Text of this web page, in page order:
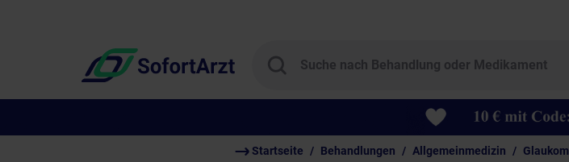
Startseite Behandlungen Allgemeinmedizin Glaukom